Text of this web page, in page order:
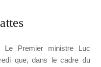
Le Premier ministre Luc
que, dans le cadre du